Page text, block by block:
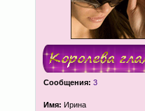
Сообщения: 3
Имя: Ирина